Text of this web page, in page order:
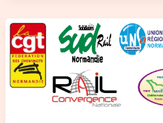
Tract
Rassemblement
du
15
Décembre
2025
à
Caen